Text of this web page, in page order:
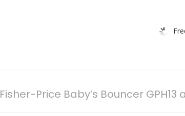
Fisher-Price Baby’s Bouncer